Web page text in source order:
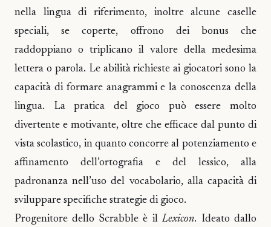
nella lingua di riferimento, inoltre alcune caselle
speciali, se coperte, offrono dei bonus che
raddoppiano o triplicano il valore della medesima
lettera o parola. Le abilità richieste ai giocatori sono la
capacità di formare anagrammi e la conoscenza della
lingua. La pratica del gioco può essere molto
divertente e motivante, oltre che efficace dal punto di
vista scolastico, in quanto concorre al potenziamento e
affinamento dell’ortografia e del lessico, alla
padronanza nell’uso del vocabolario, alla capacità di
sviluppare specifiche strategie di gioco.
Progenitore dello Scrabble è ilLexicon. Ideato dallo